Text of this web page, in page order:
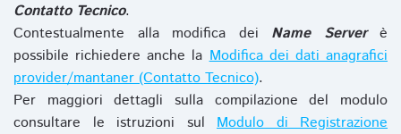
Contatto Tecnico.
Contestualmente alla modifica dei Name Serverè
possibile richiedere anche laModifica dei dati anagrafici
provider/mantaner (Contatto Tecnico).
Per maggiori dettagli sulla compilazione del modulo
consultare le istruzioni sul Modulo di Registrazione